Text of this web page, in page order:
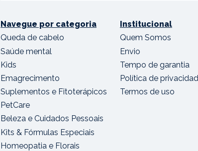
Navegue por categoria
Queda de cabelo
Saúde mental
Kids
Emagrecimento
Suplementos e Fitoterápicos
PetCare
Beleza e Cuidados Pessoais
Kits & Fórmulas Especiais
Homeopatia e Florais
Institucional
Quem Somos
Envio
Tempo de garantia
Política de
Termos de uso